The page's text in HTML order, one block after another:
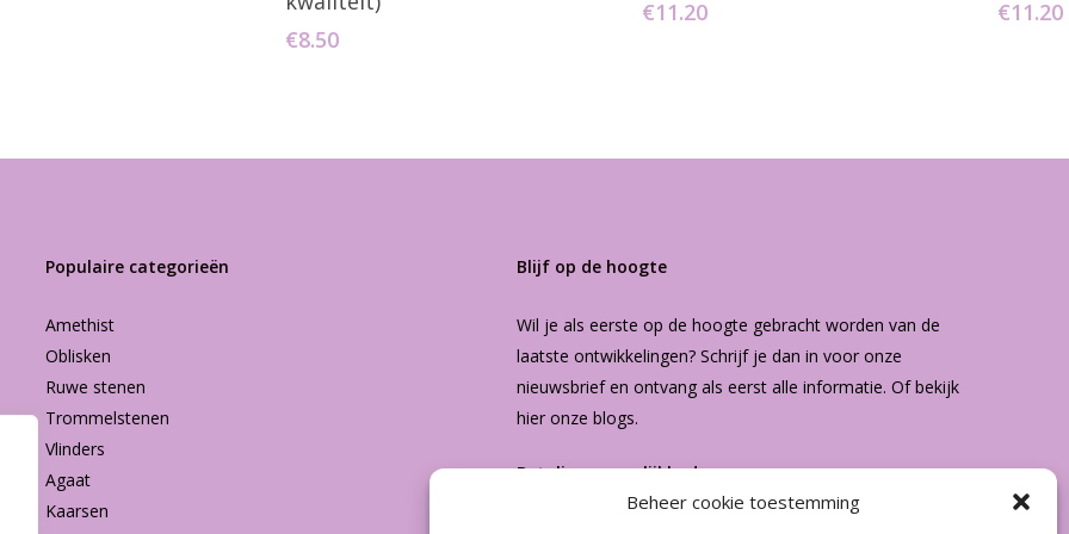
Beheer cookie toestemming
€8.50
€11.20
€11.20
Populaire categorieën
Amethist
Oblisken
Ruwe stenen
Trommelstenen
Vlinders
Agaat
Kaarsen
Blijf op de hoogte
Wil je als eerste op de hoogte gebracht worden van de
laatste ontwikkelingen? Schrijf je dan in voor onze
nieuwsbriefen ontvang als eerst alle informatie. Of bekijk
hier onzeblogs.
Betalingsmogelijkheden